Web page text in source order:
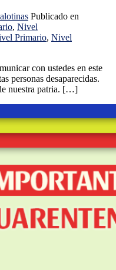
Publicado en
, Nivel
Primario, Nivel
con ustedes en este
personas desaparecidas.
nuestra patria. […]